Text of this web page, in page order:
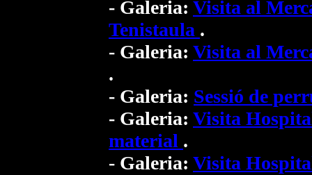
- Galeria: Visita al
Tenistaula .
- Galeria: Visita al
.
- Galeria: Sessió de
- Galeria: Visita
material .
- Galeria: Visita